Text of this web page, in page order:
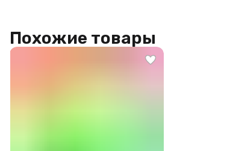
Похожие товары